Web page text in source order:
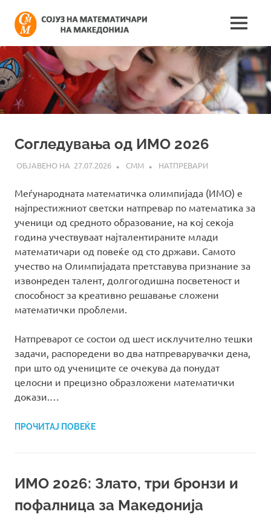
content
на
на
Македонија
информации
поврзани
со
работата
на
MENU
Согледувања од ИМО 2026
27.07.2026 СММ НАТПРЕВАРИ
Меѓународната математичка олимпијада (ИМО) е
најпрестижниот светски натпревар по математика за
ученици од средното образование, на кој секоја
година учествуваат најталентираните млади
математичари од повеќе од сто држави. Самото
учество на Олимпијадата претставува признание за
извонреден талент, долгогодишна посветеност и
способност за креативно решавање сложени
математички проблеми.
Натпреварот се состои од шест исклучително тешки
задачи, распоредени во два натпреварувачки дена,
при што од учениците се очекува да понудат
целосни и прецизно образложени математички
докази.…
ПРОЧИТАЈ ПОВЕЌЕ
ИМО 2026: Злато, три бронзи и
пофалница за Македонија